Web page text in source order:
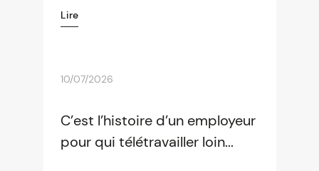
Lire
10/07/2026
C’est l’histoire d’un employeur
pour qui télétravailler loin...